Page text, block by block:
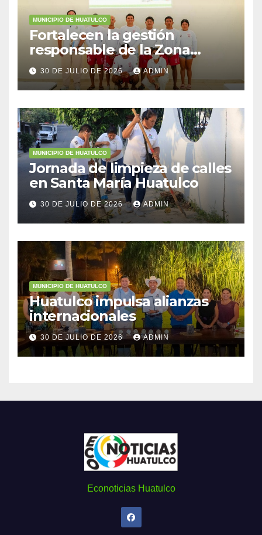
MUNICIPIO DE HUATULCO
Fortalecen la gestión
responsable de la Zona
Federal Marítimo Terrestre
30 DE JULIO DE 2026 ADMIN
MUNICIPIO DE HUATULCO
Jornada de limpieza de calles
en Santa María Huatulco
30 DE JULIO DE 2026 ADMIN
MUNICIPIO DE HUATULCO
Huatulco impulsa alianzas
internacionales
30 DE JULIO DE 2026 ADMIN
Econoticias Huatulco